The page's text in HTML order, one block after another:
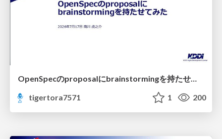
OpenSpecのproposalにbrainstormingを持たせてみた
tigertora7571
1 200